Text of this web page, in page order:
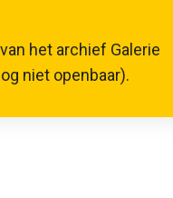
het archief Galerie
niet openbaar).